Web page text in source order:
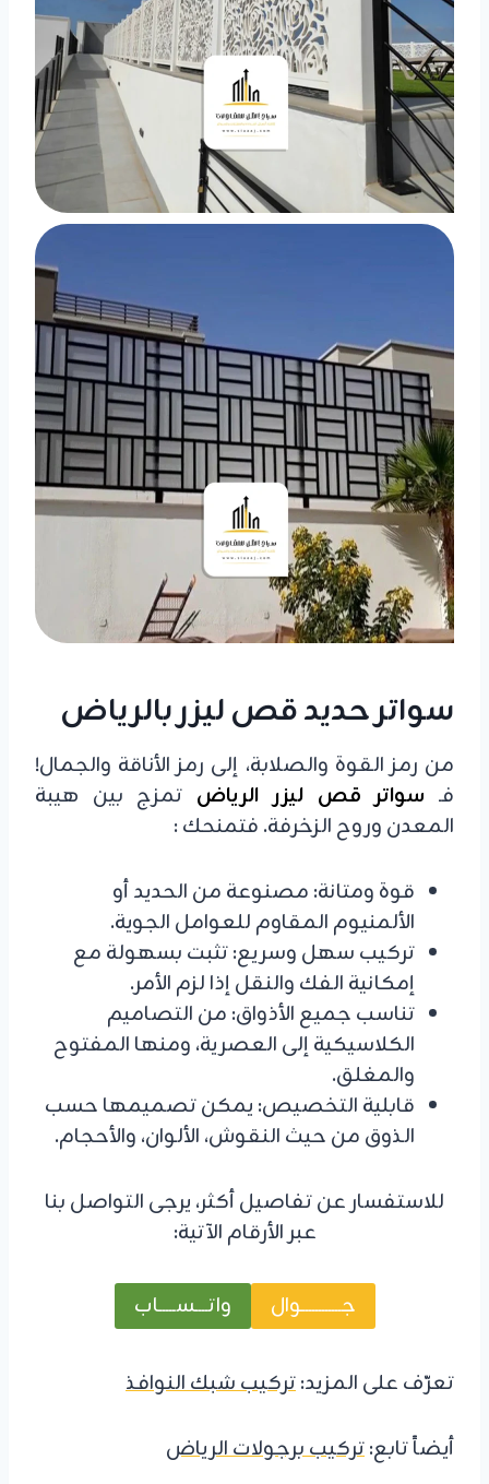
سواتر حديد قص ليزر بالرياض
من رمز القوة والصلابة، إلى رمز الأناقة والجمال!
فـ سواتر قص ليزر الرياض تمزج بين هيبة
المعدن وروح الزخرفة. فتمنحك :
قوة ومتانة: مصنوعة من الحديد أو
الألمنيوم المقاوم للعوامل الجوية.
تركيب سهل وسريع: تثبت بسهولة مع
إمكانية الفك والنقل إذا لزم الأمر.
تناسب جميع الأذواق: من التصاميم
الكلاسيكية إلى العصرية، ومنها المفتوح
والمغلق.
قابلية التخصيص: يمكن تصميمها حسب
الذوق من حيث النقوش، الألوان، والأحجام.
للاستفسار عن تفاصيل أكثر، يرجى التواصل بنا
عبر الأرقام الآتية:
جــــــــــــوال واتــــســـــاب
تعرّف على المزيد:تركيب شبك النوافذ
أيضاً تابع:تركيب برجولات الرياض